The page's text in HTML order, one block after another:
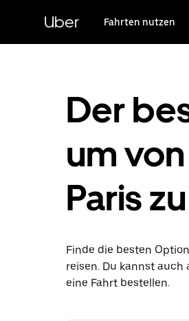
HauptinhaltUber Fahrten nutzen
Der
um
Paris
Finde die besten
reisen. Du kannst
eine Fahrt bestellen.